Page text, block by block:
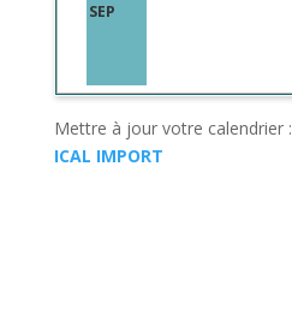
SEP
Mettre à jour votre calendrier :
ICAL IMPORT